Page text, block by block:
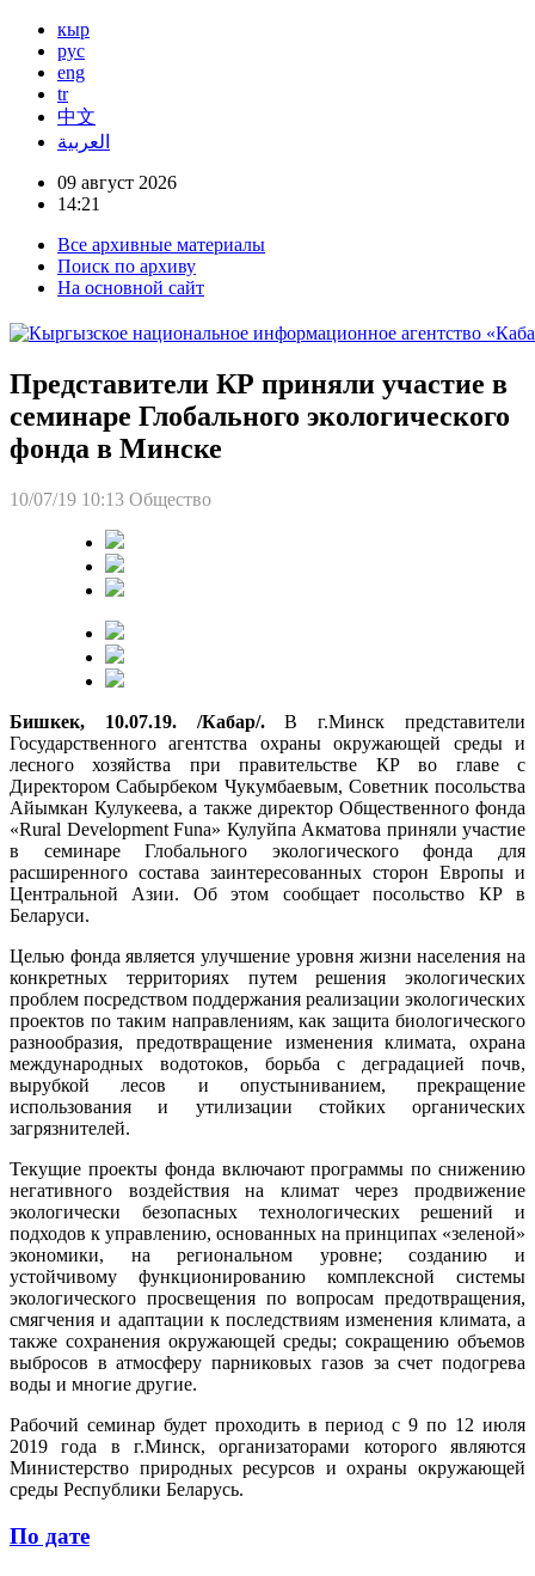
кыр
рус
eng
tr
中文
العربية
09 август 2026
14:21
Все архивные материалы
Поиск по архиву
На основной сайт
Представители КР приняли участие в
семинаре Глобального экологического
фонда в Минске
10/07/19 10:13 Общество
Бишкек, 10.07.19. /Кабар/.В г.Минск представители
Государственного агентства охраны окружающей среды и
лесного хозяйства при правительстве КР во главе с
Директором Сабырбеком Чукумбаевым, Советник посольства
Айымкан Кулукеева, а также директор Общественного фонда
«Rural Development Funa» Кулуйпа Акматова приняли участие
в семинаре Глобального экологического фонда для
расширенного состава заинтересованных сторон Европы и
Центральной Азии. Об этом сообщает посольство КР в
Беларуси.
Целью фонда является улучшение уровня жизни населения на
конкретных территориях путем решения экологических
проблем посредством поддержания реализации экологических
проектов по таким направлениям, как защита биологического
разнообразия, предотвращение изменения климата, охрана
международных водотоков, борьба с деградацией почв,
вырубкой лесов и опустыниванием, прекращение
использования и утилизации стойких органических
загрязнителей.
Текущие проекты фонда включают программы по снижению
негативного воздействия на климат через продвижение
экологически безопасных технологических решений и
подходов к управлению, основанных на принципах «зеленой»
экономики, на региональном уровне; созданию и
устойчивому функционированию комплексной системы
экологического просвещения по вопросам предотвращения,
смягчения и адаптации к последствиям изменения климата, а
также сохранения окружающей среды; сокращению объемов
выбросов в атмосферу парниковых газов за счет подогрева
воды и многие другие.
Рабочий семинар будет проходить в период с 9 по 12 июля
2019 года в г.Минск, организаторами которого являются
Министерство природных ресурсов и охраны окружающей
среды Республики Беларусь.
По дате